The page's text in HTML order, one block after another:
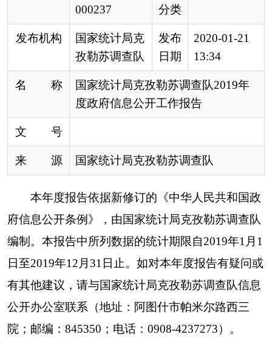
来 源 国家统计局克孜勒苏调查队
本年度报告依据新修订的《中华人民共和国政
府信息公开条例》，由
国家统计局克孜勒苏调查队
编制。本报告中所列数据的统计期限自2019年1月1
有其他建议，请与
公开办公室联系（地址：阿图什市帕米尔路西三
院；邮编：845350；电话：0908-42 37273）。
一、总体情况
2019年，克孜勒苏调查队紧紧围绕党中央、国
务院、自治区和克州党委、人民政府的重大决策部
署和公众关切，把政府信息公开作为加强党风廉政
建设、提高工作效率的重要措施，进一步加大政府
众，有力的推进了全队各项工作任务的完成。现将
2019年政府信息公开工作总结如下。